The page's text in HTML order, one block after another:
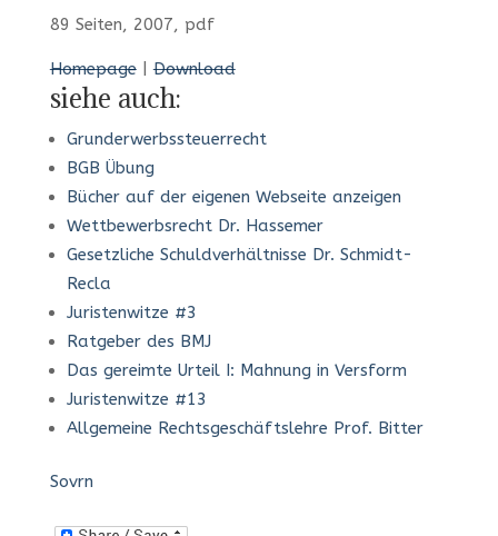
89 Seiten, 2007, pdf
Homepage|Download
siehe auch:
Grunderwerbssteuerrecht
BGB Übung
Bücher auf der eigenen Webseite anzeigen
Wettbewerbsrecht Dr. Hassemer
Gesetzliche Schuldverhältnisse Dr. Schmidt-
Recla
Juristenwitze #3
Ratgeber des BMJ
Das gereimte Urteil I: Mahnung in Versform
Juristenwitze #13
Allgemeine Rechtsgeschäftslehre Prof. Bitter
Sovrn